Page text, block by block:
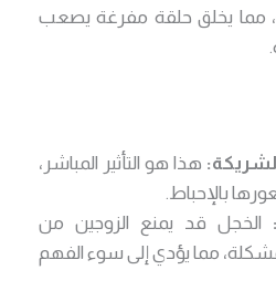
مما يخلق حلقة مفرغة يصعب
هذا هو التأثير المباشر،
بالإحباط.
الخجل قد يمنع الزوجين من
مما يؤدي إلى سوء الفهم